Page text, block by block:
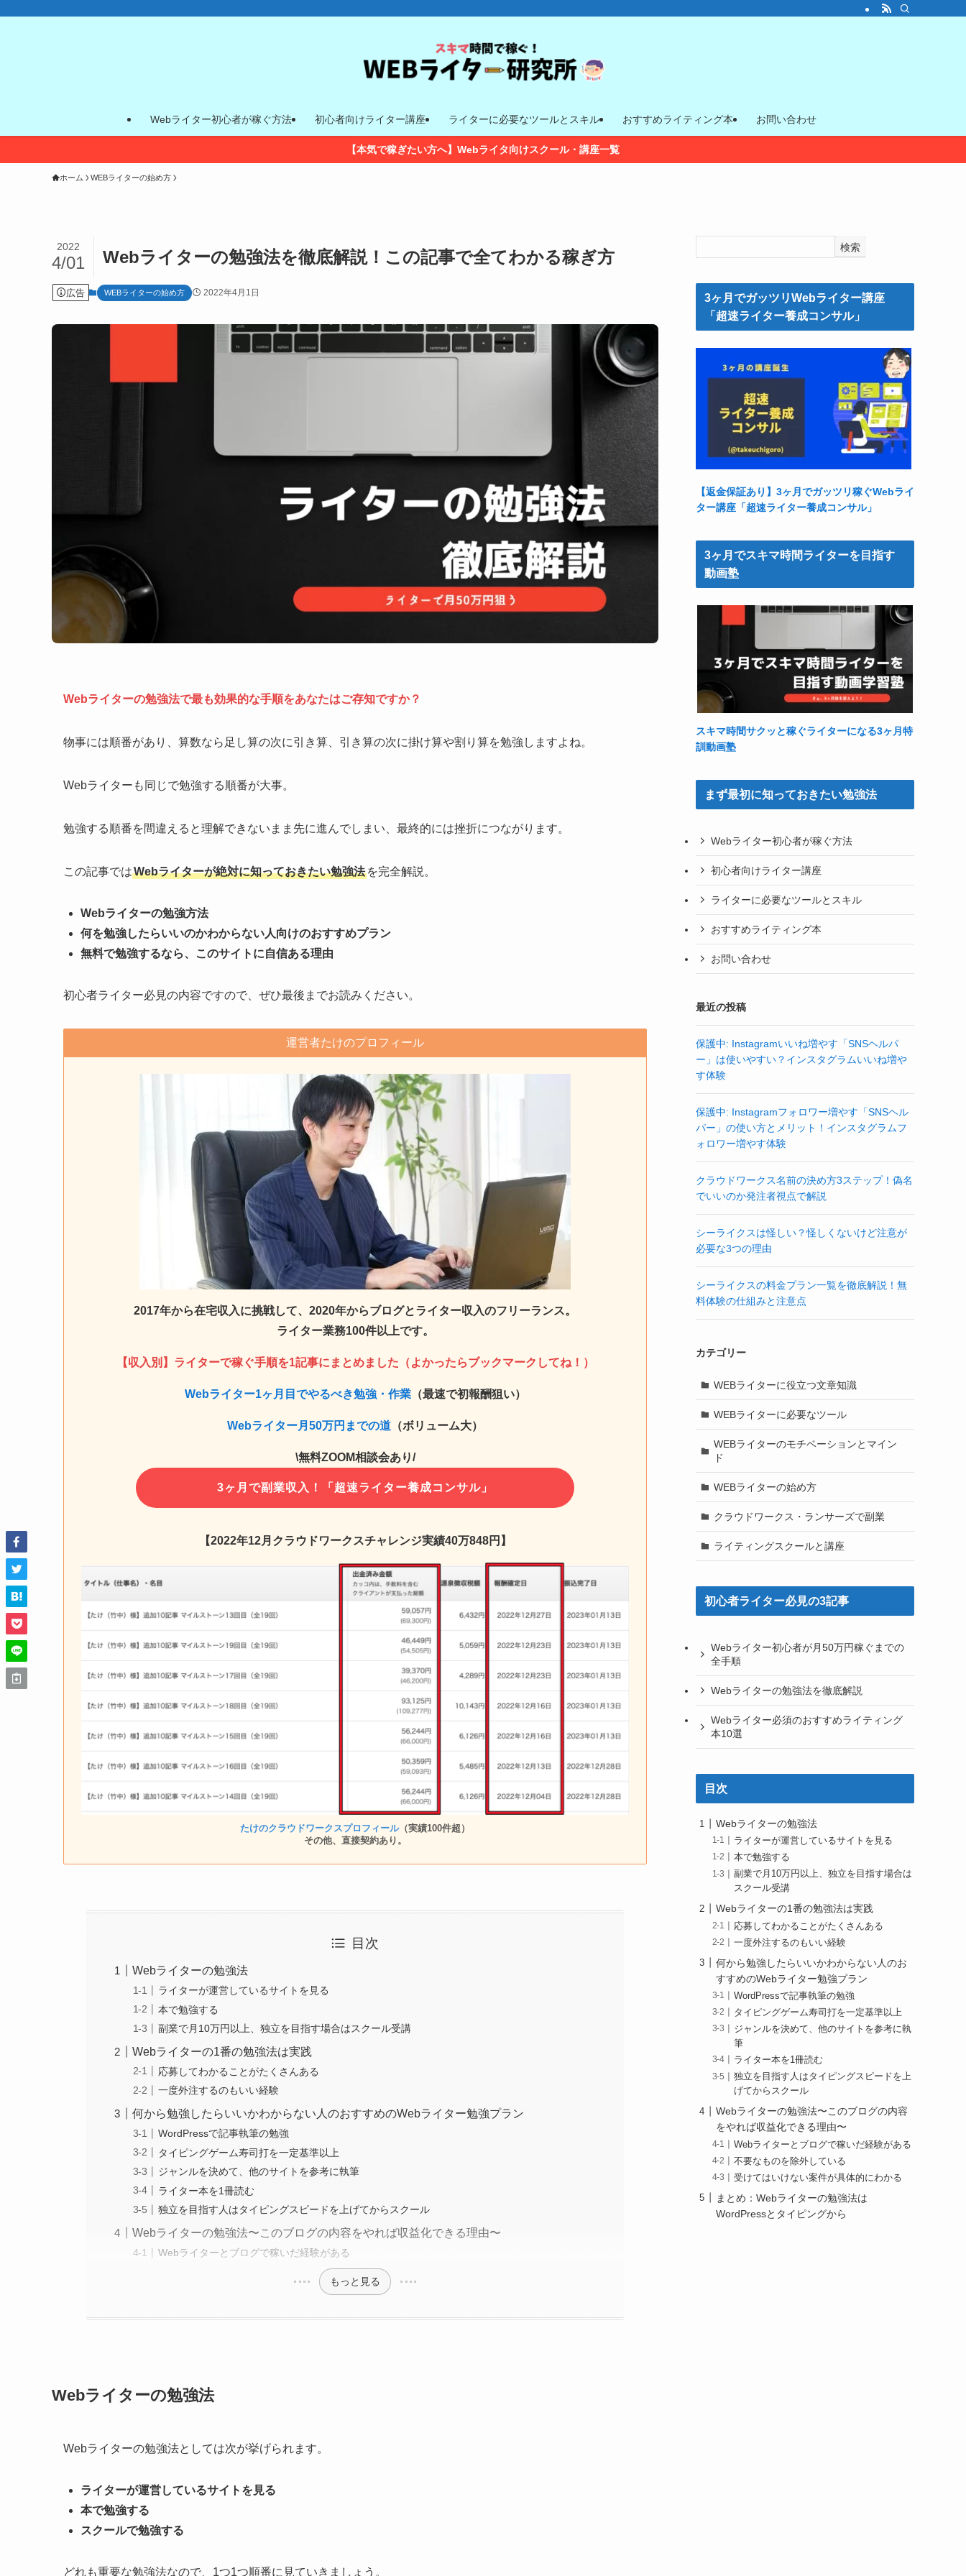
Webライター初心者が稼ぐ方法 初心者向けライター講座 ライターに必要なツールとスキル おすすめライティング本 お問い合わせ
【本気で稼ぎたい方へ】Webライタ向けスクール・講座一覧
ホーム WEBライターの始め方
Webライターの勉強法を徹底解説！この記事で全てわかる稼ぎ方
2022
4/01
広告 WEBライターの始め方 2022年4月1日
Webライターの勉強法で最も効果的な手順をあなたはご存知ですか？
物事には順番があり、算数なら足し算の次に引き算、引き算の次に掛け算や割り算を勉強しますよね。
Webライターも同じで勉強する順番が大事。
勉強する順番を間違えると理解できないまま先に進んでしまい、最終的には挫折につながります。
この記事ではWebライターが絶対に知っておきたい勉強法 を完全解説。
Webライターの勉強方法
何を勉強したらいいのかわからない人向けのおすすめプラン
無料で勉強するなら、このサイトに自信ある理由
初心者ライター必見の内容ですので、ぜひ最後までお読みください。
運営者たけのプロフィール
2017年から在宅収入に挑戦して、2020年からブログとライター収入のフリーランス。
ライター業務100件以上です。
【収入別】ライターで稼ぐ手順を1記事にまとめました（よかったらブックマークしてね！）
Webライター1ヶ月目でやるべき勉強・作業（最速で初報酬狙い）
Webライター月50万円までの道 （ボリューム大）
\無料ZOOM相談会あり/
3ヶ月で副業収入！「超速ライター養成コンサル」
【2022年12月クラウドワークスチャレンジ実績40万848円 】
たけのクラウドワークスプロフィール（実績100件超）
その他、直接契約あり。
目次
Webライターの勉強法
ライターが運営しているサイトを見る
本で勉強する
副業で月10万円以上、独立を目指す場合はスクール受講
Webライターの1番の勉強法は実践
応募してわかることがたくさんある
一度外注するのもいい経験
何から勉強したらいいかわからない人のおすすめのWebライター勉強プラン
WordPressで記事執筆の勉強
タイピングゲーム寿司打を一定基準以上
ジャンルを決めて、他のサイトを参考に執筆
ライター本を1冊読む
独立を目指す人はタイピングスピードを上げてからスクール
Webライターの勉強法〜このブログの内容をやれば収益化できる理由〜
Webライターとブログで稼いだ経験がある
もっと見る
Webライターの勉強法
Webライターの勉強法としては次が挙げられます。
ライターが運営しているサイトを見る
本で勉強する
スクールで勉強する
どれも重要な勉強法なので、1つ1つ順番に見ていきましょう。
検索
3ヶ月でガッツリWebライター講座
「超速ライター養成コンサル」
【返金保証あり】3ヶ月でガッツリ稼ぐWebライ
ター講座「超速ライター養成コンサル」
3ヶ月でスキマ時間ライターを目指す
動画塾
スキマ時間サクッと稼ぐライターになる3ヶ月特
訓動画塾
まず最初に知っておきたい勉強法
Webライター初心者が稼ぐ方法
初心者向けライター講座
ライターに必要なツールとスキル
おすすめライティング本
お問い合わせ
最近の投稿
保護中: Instagramいいね増やす「SNSヘルパ
ー」は使いやすい？インスタグラムいいね増や
す体験
保護中: Instagramフォロワー増やす「SNSヘル
パー」の使い方とメリット！インスタグラムフ
ォロワー増やす体験
クラウドワークス名前の決め方3ステップ！偽名
でいいのか発注者視点で解説
シーライクスは怪しい？怪しくないけど注意が
必要な3つの理由
シーライクスの料金プラン一覧を徹底解説！無
料体験の仕組みと注意点
カテゴリー
WEBライターに役立つ文章知識
WEBライターに必要なツール
WEBライターのモチベーションとマイン
ド
WEBライターの始め方
クラウドワークス・ランサーズで副業
ライティングスクールと講座
初心者ライター必見の3記事
Webライター初心者が月50万円稼ぐまでの
全手順
Webライターの勉強法を徹底解説
Webライター必須のおすすめライティング
本10選
目次
Webライターの勉強法
ライターが運営しているサイトを見る
本で勉強する
副業で月10万円以上、独立を目指す場合は
スクール受講
Webライターの1番の勉強法は実践
応募してわかることがたくさんある
一度外注するのもいい経験
何から勉強したらいいかわからない人のお
すすめのWebライター勉強プラン
WordPressで記事執筆の勉強
タイピングゲーム寿司打を一定基準以上
ジャンルを決めて、他のサイトを参考に執
筆
ライター本を1冊読む
独立を目指す人はタイピングスピードを上
げてからスクール
Webライターの勉強法〜このブログの内容
をやれば収益化できる理由〜
Webライターとブログで稼いだ経験がある
不要なものを除外している
受けてはいけない案件が具体的にわかる
まとめ：Webライターの勉強法は
WordPressとタイピングから